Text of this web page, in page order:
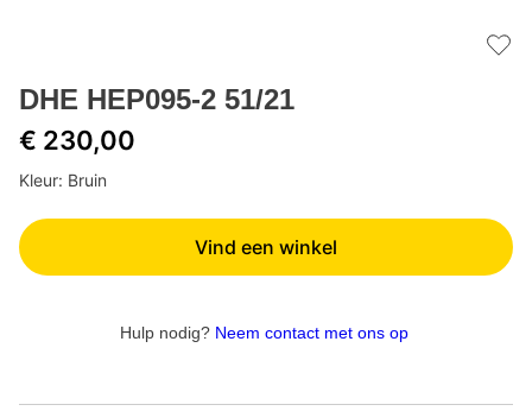
DHE HEP095-2 51/21
€ 230,00
Kleur: Bruin
Vind een winkel
Hulp nodig? Neem contact met ons op